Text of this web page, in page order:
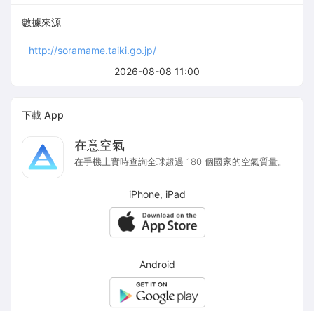
2026-08-08 11:00
數據來源
http://soramame.taiki.go.jp/
下載 App
在意空氣
在手機上實時查詢全球超過 180 個國家的空氣質量。
iPhone, iPad
Android